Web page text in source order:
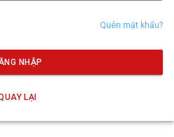
Quên mật khẩu?
NHẬP
LẠI